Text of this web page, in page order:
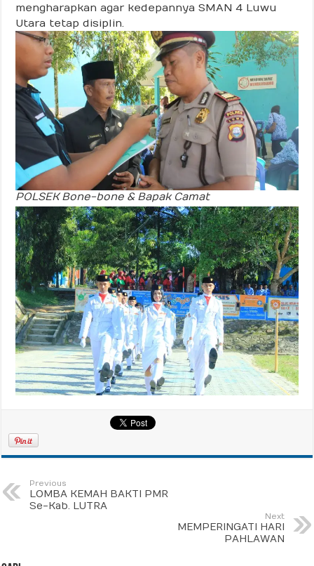
mengharapkan agar kedepannya SMAN 4 Luwu
Utara tetap disiplin.
POLSEK Bone-bone & Bapak Camat
Previous
LOMBA KEMAH BAKTI PMR
Se-Kab. LUTRA
Next
MEMPERINGATI HARI
PAHLAWAN